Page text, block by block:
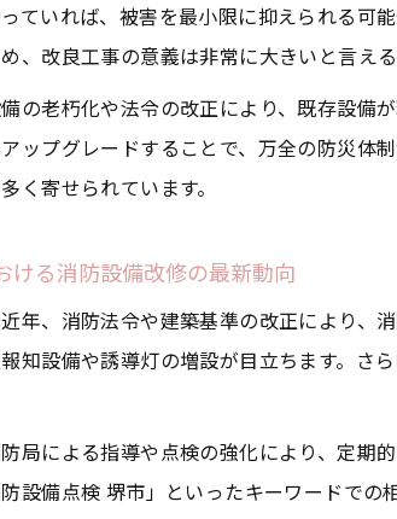
消
ていれば、被害を最小限に抑えられる可
、改良工事の意義は非常に大きいと言える
の老朽化や法令の改正により、既存設備
ップグレードすることで、万全の防災体
く寄せられています。
ける消防設備改修の最新動向
年、消防法令や建築基準の改正により、
知設備や誘導灯の増設が目立ちます。さ
局による指導や点検の強化により、定期
設備点検 堺市」といったキーワードでの